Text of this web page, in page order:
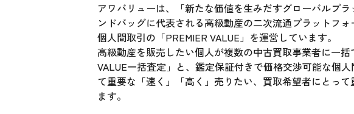
アワバリューは、「新たな価値を生みだすグローバルプ
ンドバッグに代表される高級動産の二次流通プラットフォ
個人間取引の「PREMIER VALUE」を運営しています。
高級動産を販売したい個人が複数の中古買取事業者に一
VALUE一括査定」と、鑑定保証付きで価格交渉可能な個
て重要な「速く」「高く」売りたい、買取希望者にとっ
ます。